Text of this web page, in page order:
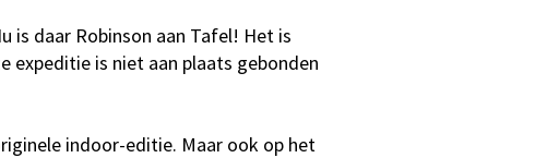
is daar Robinson aan Tafel! Het is
expeditie is niet aan plaats gebonden
indoor-editie. Maar ook op het